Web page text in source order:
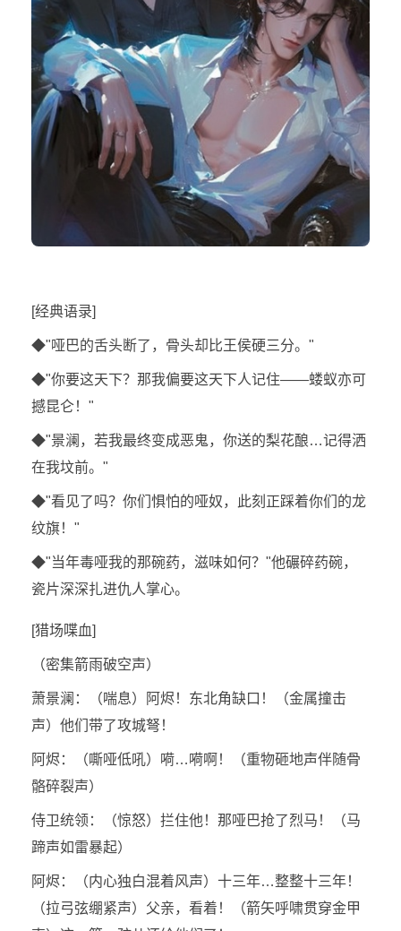
[经典语录]
◆"哑巴的舌头断了，骨头却比王侯硬三分。"
◆"你要这天下？那我偏要这天下人记住——蝼蚁亦可
撼昆仑！"
◆"景澜，若我最终变成恶鬼，你送的梨花酿…记得洒
在我坟前。"
◆"看见了吗？你们惧怕的哑奴，此刻正踩着你们的龙
纹旗！"
◆"当年毒哑我的那碗药，滋味如何？"他碾碎药碗，
瓷片深深扎进仇人掌心。
[猎场喋血]
（密集箭雨破空声）
萧景澜：（喘息）阿烬！东北角缺口！（金属撞击
声）他们带了攻城弩！
阿烬：（嘶哑低吼）嗬…嗬啊！（重物砸地声伴随骨
骼碎裂声）
侍卫统领：（惊怒）拦住他！那哑巴抢了烈马！（马
蹄声如雷暴起）
阿烬：（内心独白混着风声）十三年…整整十三年！
（拉弓弦绷紧声）父亲，看着！（箭矢呼啸贯穿金甲